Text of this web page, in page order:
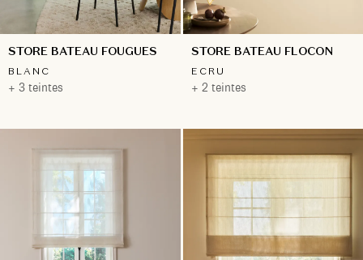
STORE BATEAU FOUGUES
BLANC
+ 3 teintes
STORE BATEAU FLOCON
ECRU
+ 2 teintes